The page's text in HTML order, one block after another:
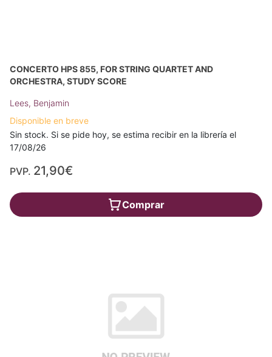
CONCERTO HPS 855, FOR STRING QUARTET AND
ORCHESTRA, STUDY SCORE
Lees, Benjamin
Disponible en breve
Sin stock. Si se pide hoy, se estima recibir en la librería el
17/08/26
PVP. 21,90€
Comprar